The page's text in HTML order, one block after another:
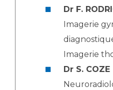
Dr F.
Imagerie
Imagerie
Dr S. COZE